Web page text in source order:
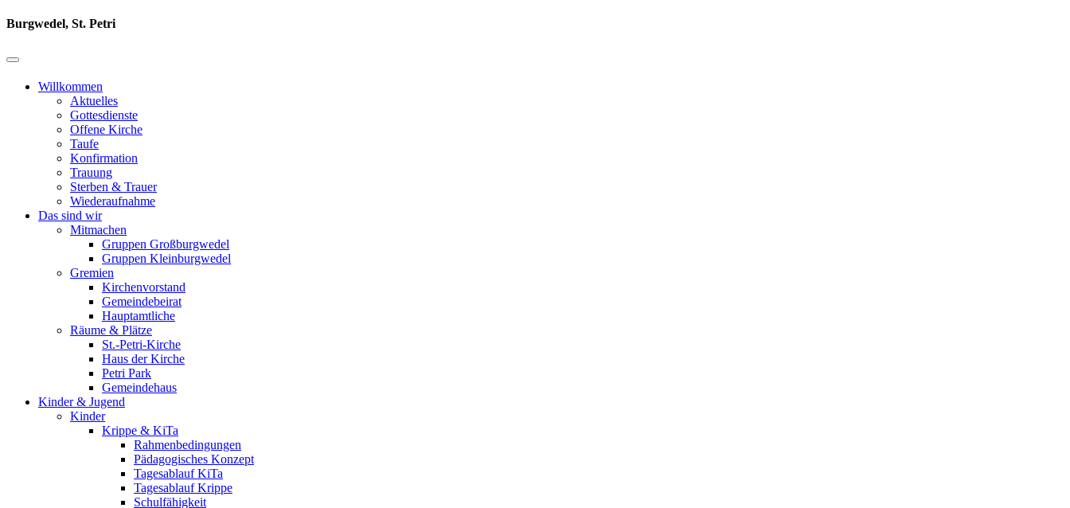
Burgwedel, St. Petri
Willkommen
Aktuelles
Gottesdienste
Offene Kirche
Taufe
Konfirmation
Trauung
Sterben & Trauer
Wiederaufnahme
Das sind wir
Mitmachen
Gruppen Großburgwedel
Gruppen Kleinburgwedel
Gremien
Kirchenvorstand
Gemeindebeirat
Hauptamtliche
Räume & Plätze
St.-Petri-Kirche
Haus der Kirche
Petri Park
Gemeindehaus
Kinder & Jugend
Kinder
Krippe & KiTa
Rahmenbedingungen
Pädagogisches Konzept
Tagesablauf KiTa
Tagesablauf Krippe
Schulfähigkeit